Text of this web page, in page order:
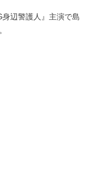
辺警護人』主演で島